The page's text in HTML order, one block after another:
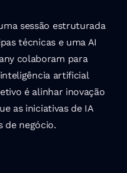
sessão estruturada
técnicas e uma AI
colaboram para
artificial
é alinhar inovação
as iniciativas de IA
de negócio.